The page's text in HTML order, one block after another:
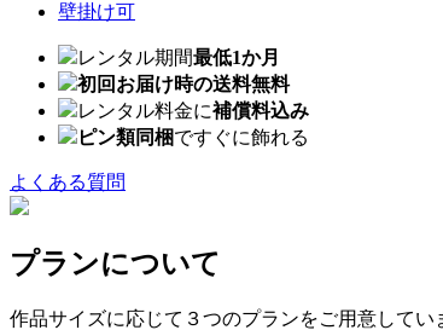
壁掛け可
レンタル期間最低1か月
初回お届け時の送料無料
レンタル料金に補償料込み
ピン類同梱ですぐに飾れる
よくある質問
プランについて
作品サイズに応じて３つのプランをご用意してい